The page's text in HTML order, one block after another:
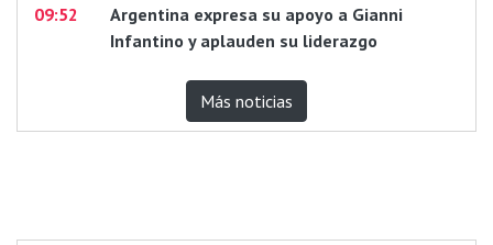
09:52
Argentina expresa su apoyo a Gianni
Infantino y aplauden su liderazgo
Más noticias